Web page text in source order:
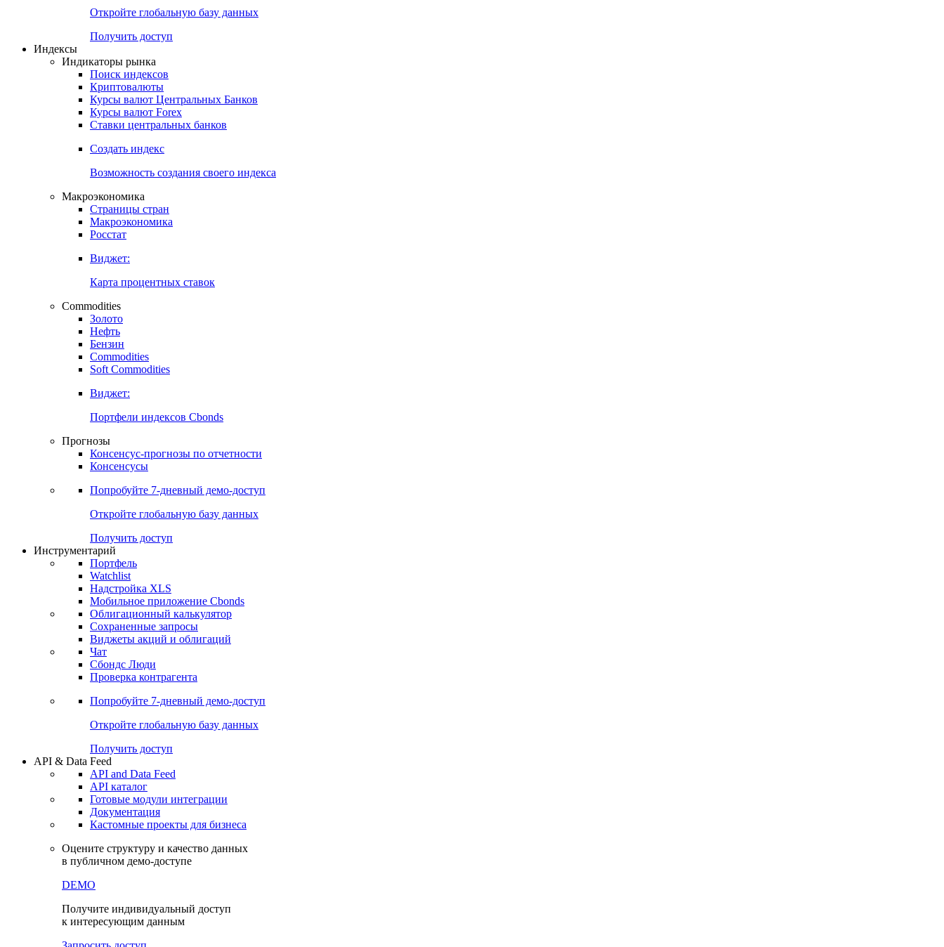
Откройте глобальную базу данных
Получить доступ
Индексы
Индикаторы рынка
Поиск индексов
Криптовалюты
Курсы валют Центральных Банков
Курсы валют Forex
Ставки центральных банков
Создать индекс
Возможность создания своего индекса
Макроэкономика
Страницы стран
Макроэкономика
Росстат
Виджет:
Карта процентных ставок
Commodities
Золото
Нефть
Бензин
Commodities
Soft Commodities
Виджет:
Портфели индексов Cbonds
Прогнозы
Консенсус-прогнозы по отчетности
Консенсусы
Попробуйте 7-дневный демо-доступ
Откройте глобальную базу данных
Получить доступ
Инструментарий
Портфель
Watchlist
Надстройка XLS
Мобильное приложение Cbonds
Облигационный калькулятор
Сохраненные запросы
Виджеты акций и облигаций
Чат
Сбондс Люди
Проверка контрагента
Попробуйте 7-дневный демо-доступ
Откройте глобальную базу данных
Получить доступ
API & Data Feed
API and Data Feed
API каталог
Готовые модули интеграции
Документация
Кастомные проекты для бизнеса
Оцените структуру и качество данных
в публичном демо-доступе
DEMO
Получите индивидуальный доступ
к интересующим данным